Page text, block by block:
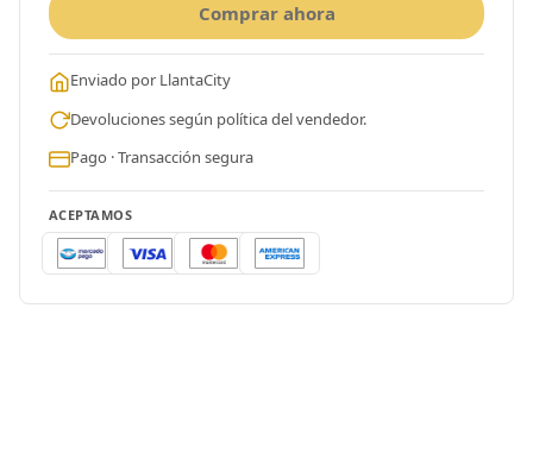
Comprar ahora
Enviado por LlantaCity
Devoluciones según política del vendedor.
Pago · Transacción segura
ACEPTAMOS